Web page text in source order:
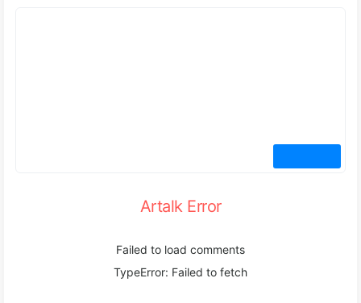
Artalk Error
Failed to load comments
TypeError: Failed to fetch